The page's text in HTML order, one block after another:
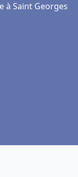
à Saint Georges